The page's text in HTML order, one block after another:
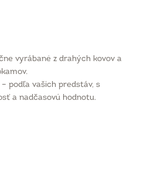
vyrábané z drahých kovov a
podľa vašich predstáv, s
a nadčasovú hodnotu.